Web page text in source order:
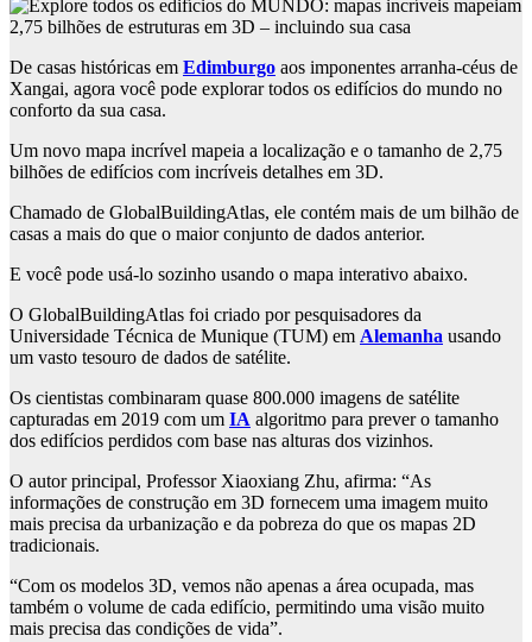
De casas históricas em Edimburgo aos imponentes arranha-céus de
Xangai, agora você pode explorar todos os edifícios do mundo no
conforto da sua casa.
Um novo mapa incrível mapeia a localização e o tamanho de 2,75
bilhões de edifícios com incríveis detalhes em 3D.
Chamado de GlobalBuildingAtlas, ele contém mais de um bilhão de
casas a mais do que o maior conjunto de dados anterior.
E você pode usá-lo sozinho usando o mapa interativo abaixo.
O GlobalBuildingAtlas foi criado por pesquisadores da
Universidade Técnica de Munique (TUM) em Alemanha usando
um vasto tesouro de dados de satélite.
Os cientistas combinaram quase 800.000 imagens de satélite
capturadas em 2019 com um IA algoritmo para prever o tamanho
dos edifícios perdidos com base nas alturas dos vizinhos.
O autor principal, Professor Xiaoxiang Zhu, afirma: “As
informações de construção em 3D fornecem uma imagem muito
mais precisa da urbanização e da pobreza do que os mapas 2D
tradicionais.
“Com os modelos 3D, vemos não apenas a área ocupada, mas
também o volume de cada edifício, permitindo uma visão muito
mais precisa das condições de vida”.